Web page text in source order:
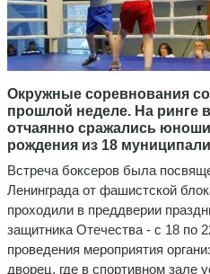
Окружные соревнования
прошлой неделе. На ринге
отчаянно сражались юноши
рождения из 18
Встреча боксеров была
Ленинграда от фашистской
проходили в преддверии
защитника Отечества - с 18
проведения мероприятия
дворец, где в спортивном зале